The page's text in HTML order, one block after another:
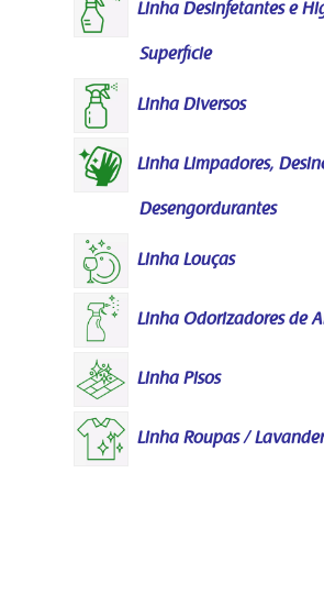
Linha Desinfetantes e
Superfície
Linha Diversos
Linha Limpadores,
Desengordurantes
Linha Louças
Linha Odorizadores de
Linha Pisos
Linha Roupas /